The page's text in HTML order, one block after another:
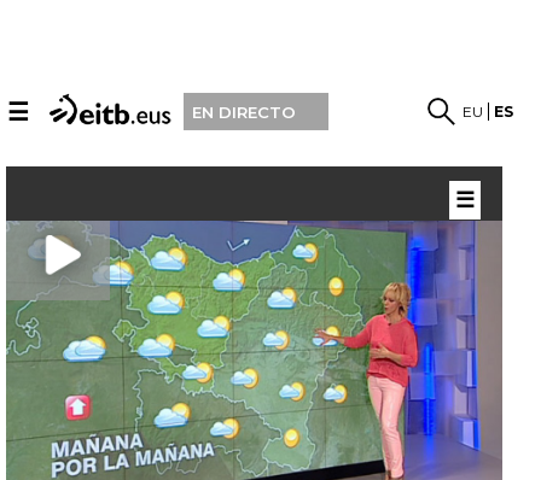
☰ EN DIRECTO EU ES
☰